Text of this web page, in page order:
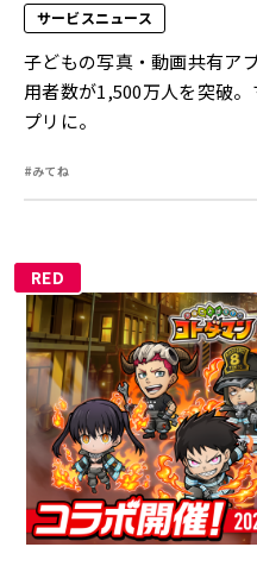
サービスニュース
子どもの写真・動画共有ア
用者数が1,500万人を突破
プリに。
#みてね
RED